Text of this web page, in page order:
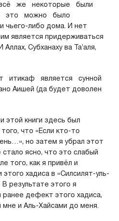
же некоторые были
это можно было
чьего-либо дома. И нет
является придерживаться
Субханаху ва Та’аля,
итикаф является сунной
Аишей (да будет доволен
книги здесь был
что «Если кто-то
но затем я убрал этот
стало ясно, что это слабый
того, как я привёл и
хадиса в «Силсилят-уль-
результате этого я
дефект этого хадиса,
и Аль-Хайсами до меня.